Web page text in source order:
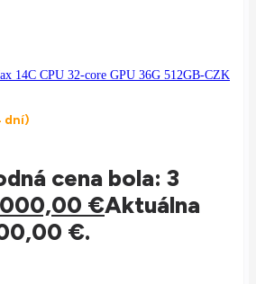
Studio M4 Max 14C CPU 32-core GPU 36G 512GB-CZK
dní)
cena bola: 3
€Aktuálna
€.